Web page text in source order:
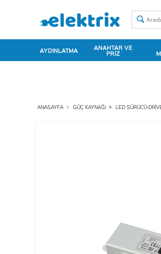
AYDINLATMA ANAHTAR VE
PRIZ
ANASAYFA GÜÇ KAYNAĞI LED SÜRÜCÜ-